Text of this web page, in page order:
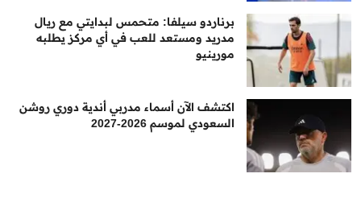
برناردو سيلفا: متحمس لبدايتي مع ريال
مدريد ومستعد للعب في أي مركز يطلبه
مورينيو
اكتشف الآن أسماء مدربي أندية دوري روشن
السعودي لموسم 2026-2027